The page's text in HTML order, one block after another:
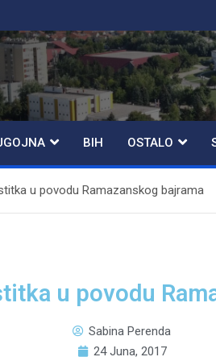
BIH OSTALO
u povodu Ramazanskog bajrama
u povodu
Sabina Perenda
24 Juna, 2017